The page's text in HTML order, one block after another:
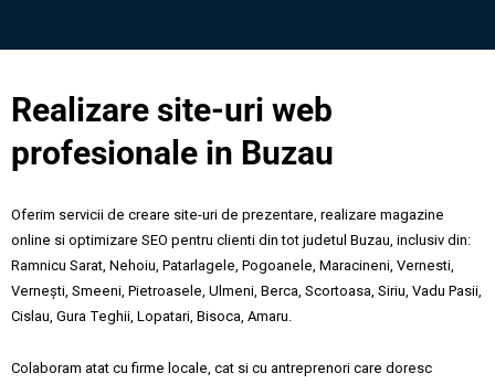
Realizare site-uri web
profesionale in Buzau
Oferim servicii de creare site-uri de prezentare, realizare magazine
online si optimizare SEO pentru clienti din tot judetul Buzau, inclusiv din:
Ramnicu Sarat, Nehoiu, Patarlagele, Pogoanele, Maracineni, Vernesti,
Vernești, Smeeni, Pietroasele, Ulmeni, Berca, Scortoasa, Siriu, Vadu Pasii,
Cislau, Gura Teghii, Lopatari, Bisoca, Amaru.
Colaboram atat cu firme locale, cat si cu antreprenori care doresc